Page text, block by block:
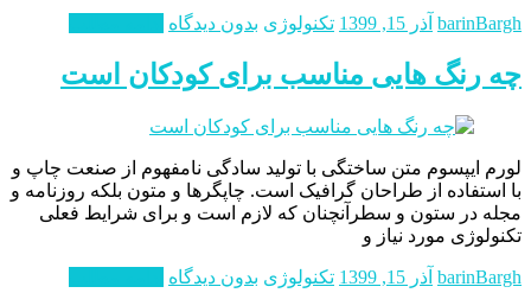
barinBargh آذر 15, 1399 تکنولوژی بدون دیدگاه
چه رنگ هایی مناسب برای کودکان است
لورم ايپسوم متن ساختگی با توليد سادگی نامفهوم از صنعت چاپ و
با استفاده از طراحان گرافيک است. چاپگرها و متون بلکه روزنامه و
مجله در ستون و سطرآنچنان که لازم است و برای شرايط فعلی
تکنولوژی مورد نياز و
barinBargh آذر 15, 1399 تکنولوژی بدون دیدگاه